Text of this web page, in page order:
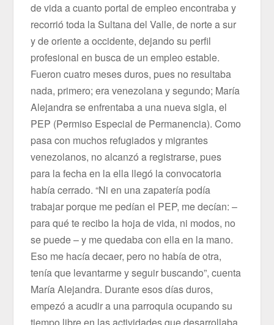
de vida a cuanto portal de empleo encontraba y
recorrió toda la Sultana del Valle, de norte a sur
y de oriente a occidente, dejando su perfil
profesional en busca de un empleo estable.
Fueron cuatro meses duros, pues no resultaba
nada, primero; era venezolana y segundo; María
Alejandra se enfrentaba a una nueva sigla, el
PEP (Permiso Especial de Permanencia). Como
pasa con muchos refugiados y migrantes
venezolanos, no alcanzó a registrarse, pues
para la fecha en la ella llegó la convocatoria
había cerrado. “Ni en una zapatería podía
trabajar porque me pedían el PEP, me decían: –
para qué te recibo la hoja de vida, ni modos, no
se puede – y me quedaba con ella en la mano.
Eso me hacía decaer, pero no había de otra,
tenía que levantarme y seguir buscando”, cuenta
María Alejandra. Durante esos días duros,
empezó a acudir a una parroquia ocupando su